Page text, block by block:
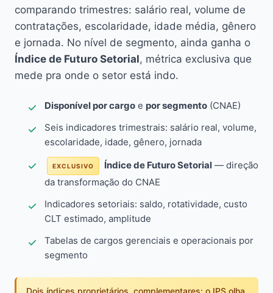
comparando trimestres: salário real, volume de
contratações, escolaridade, idade média, gênero
e jornada. No nível de segmento, ainda ganha o
Índice de Futuro Setorial, métrica exclusiva que
mede pra onde o setor está indo.
Disponível por cargo e por segmento (CNAE)
Seis indicadores trimestrais: salário real, volume,
escolaridade, idade, gênero, jornada
EXCLUSIVO Índice de Futuro Setorial — direção
da transformação do CNAE
Indicadores setoriais: saldo, rotatividade, custo
CLT estimado, amplitude
Tabelas de cargos gerenciais e operacionais por
segmento
Dois índices proprietários, complementares: o IPS olha